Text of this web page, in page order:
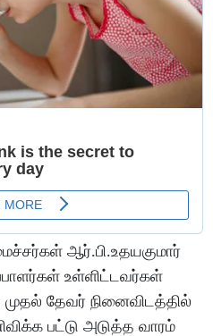
ஆர்.பி.உதயகுமார்
உள்ளிட்டவர்கள்
தேவர் நினைவிடத்தில்
பட்டு அடுத்த வாரம்